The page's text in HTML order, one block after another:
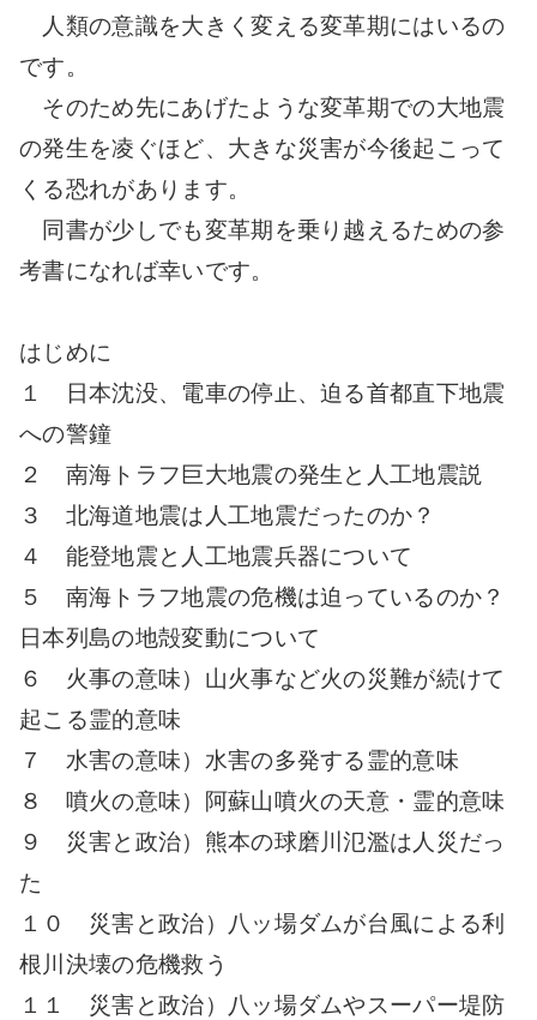
人類の意識を大きく変える変革期にはいるの
です。
そのため先にあげたような変革期での大地震
の発生を凌ぐほど、大きな災害が今後起こって
くる恐れがあります。
同書が少しでも変革期を乗り越えるための参
考書になれば幸いです。
はじめに
１ 日本沈没、電車の停止、迫る首都直下地震
への警鐘
２ 南海トラフ巨大地震の発生と人工地震説
３ 北海道地震は人工地震だったのか？
４ 能登地震と人工地震兵器について
５ 南海トラフ地震の危機は迫っているのか？
日本列島の地殻変動について
６ 火事の意味）山火事など火の災難が続けて
起こる霊的意味
７ 水害の意味）水害の多発する霊的意味
８ 噴火の意味）阿蘇山噴火の天意・霊的意味
９ 災害と政治）熊本の球磨川氾濫は人災だっ
た
１０ 災害と政治）八ッ場ダムが台風による利
根川決壊の危機救う
１１ 災害と政治）八ッ場ダムやスーパー堤防